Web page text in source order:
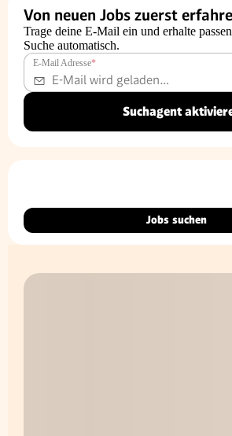
Von neuen Jobs zuerst
Trage deine E-Mail ein und erhalte
Suche automatisch.
E-Mail Adresse*
Suchagent
Jobs suchen